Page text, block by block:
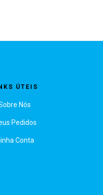
ÚTEIS
Nós
Pedidos
Conta